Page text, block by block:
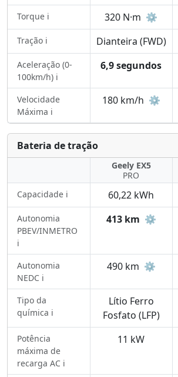
Torque ℹ️ 320 N·m ⚙️
Tração ℹ️ Dianteira (FWD)
Aceleração (0-
100km/h) ℹ️
6,9 segundos
Velocidade
Máxima ℹ️
180 km/h ⚙️
Bateria de tração
Geely EX5
PRO
Capacidade ℹ️
60,22 kWh
Autonomia
PBEV/INMETRO
ℹ️
413 km ⚙️
Autonomia
NEDC ℹ️
490 km ⚙️
Tipo da
química ℹ️
Lítio Ferro
Fosfato (LFP)
Potência
máxima de
recarga AC ℹ️
11 kW